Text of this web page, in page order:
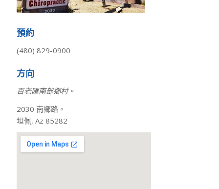
預約
(480) 829-0900
方向
百老匯南部鄉村。
2030 南鄉路。
坦佩, Az 85282